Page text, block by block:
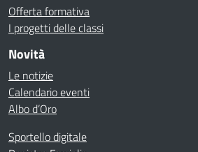
Offerta formativa
I progetti delle classi
Novità
Le notizie
Calendario eventi
Albo d’Oro
Sportello digitale